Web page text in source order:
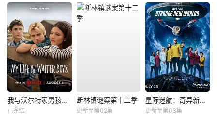
我与沃尔特家男孩的生活第三季
已完结
断林镇谜案第十二季
更新至第02集
星际迷航：奇异新世界第四季
更新至第03集